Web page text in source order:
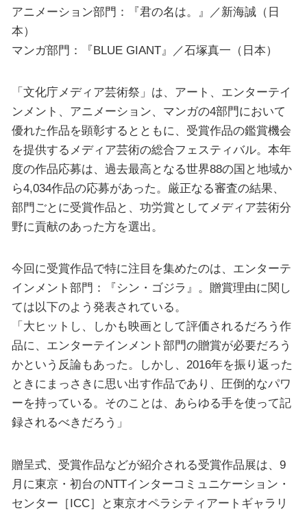
アニメーション部門：『君の名は。』／新海誠（日
本）
マンガ部門：『BLUE GIANT』／石塚真一（日本）
「文化庁メディア芸術祭」は、アート、エンターテイ
ンメント、アニメーション、マンガの4部門において
優れた作品を顕彰するとともに、受賞作品の鑑賞機会
を提供するメディア芸術の総合フェスティバル。本年
度の作品応募は、過去最高となる世界88の国と地域か
ら4,034作品の応募があった。厳正なる審査の結果、
部門ごとに受賞作品と、功労賞としてメディア芸術分
野に貢献のあった方を選出。
今回に受賞作品で特に注目を集めたのは、エンターテ
インメント部門：『シン・ゴジラ』。贈賞理由に関し
ては以下のよう発表されている。
「大ヒットし、しかも映画として評価されるだろう作
品に、エンターテインメント部門の贈賞が必要だろう
かという反論もあった。しかし、2016年を振り返った
ときにまっさきに思い出す作品であり、圧倒的なパワ
ーを持っている。そのことは、あらゆる手を使って記
録されるべきだろう」
贈呈式、受賞作品などが紹介される受賞作品展は、9
月に東京・初台のNTTインターコミュニケーション・
センター［ICC］と東京オペラシティアートギャラリ